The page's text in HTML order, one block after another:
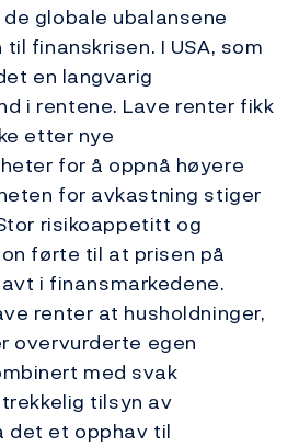
globale ubalansene
finanskrisen. I USA, som
en langvarig
i rentene. Lave renter fikk
etter nye
for å oppnå høyere
for avkastning stiger
risikoappetitt og
førte til at prisen på
i finansmarkedene.
renter at husholdninger,
overvurderte egen
med svak
tilsyn av
det et opphav til